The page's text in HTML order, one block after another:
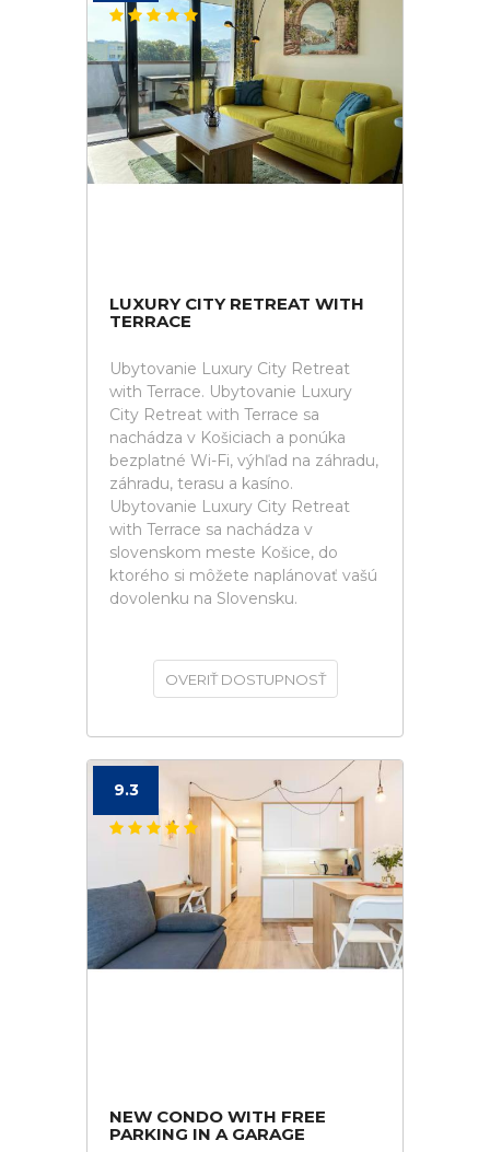
LUXURY CITY RETREAT WITH
TERRACE
Ubytovanie Luxury City Retreat
with Terrace. Ubytovanie Luxury
City Retreat with Terrace sa
nachádza v Košiciach a ponúka
bezplatné Wi-Fi, výhľad na záhradu,
záhradu, terasu a kasíno.
Ubytovanie Luxury City Retreat
with Terrace sa nachádza v
slovenskom meste Košice, do
ktorého si môžete naplánovať vašú
dovolenku na Slovensku.
OVERIŤ DOSTUPNOSŤ
9.3
NEW CONDO WITH FREE
PARKING IN A GARAGE